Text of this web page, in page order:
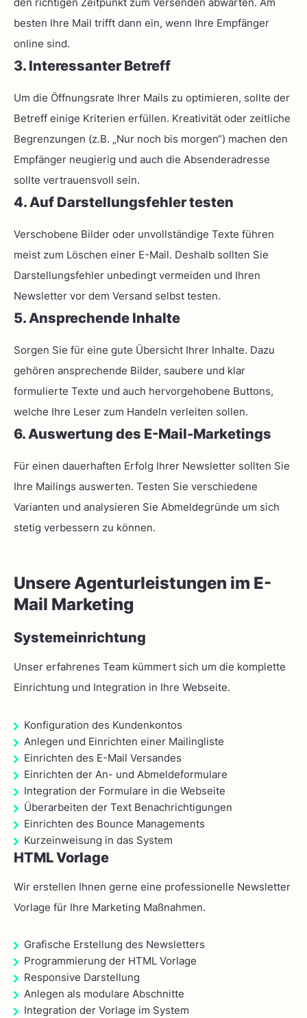
besten Ihre Mail trifft dann ein, wenn Ihre Empfänger
online sind.
3. Interessanter Betreff
Um die Öffnungsrate Ihrer Mails zu optimieren, sollte der
Betreff einige Kriterien erfüllen. Kreativität oder zeitliche
Begrenzungen (z.B. „Nur noch bis morgen“) machen den
Empfänger neugierig und auch die Absenderadresse
sollte vertrauensvoll sein.
4. Auf Darstellungsfehler testen
Verschobene Bilder oder unvollständige Texte führen
meist zum Löschen einer E-Mail. Deshalb sollten Sie
Darstellungsfehler unbedingt vermeiden und Ihren
Newsletter vor dem Versand selbst testen.
5. Ansprechende Inhalte
Sorgen Sie für eine gute Übersicht Ihrer Inhalte. Dazu
gehören ansprechende Bilder, saubere und klar
formulierte Texte und auch hervorgehobene Buttons,
welche Ihre Leser zum Handeln verleiten sollen.
6. Auswertung des E-Mail-Marketings
Für einen dauerhaften Erfolg Ihrer Newsletter sollten Sie
Ihre Mailings auswerten. Testen Sie verschiedene
Varianten und analysieren Sie Abmeldegründe um sich
stetig verbessern zu können.
Unsere Agenturleistungen im E-
Mail Marketing
Systemeinrichtung
Unser erfahrenes Team kümmert sich um die komplette
Einrichtung und Integration in Ihre Webseite.
Konfiguration des Kundenkontos
Anlegen und Einrichten einer Mailingliste
Einrichten des E-Mail Versandes
Einrichten der An- und Abmeldeformulare
Integration der Formulare in die Webseite
Überarbeiten der Text Benachrichtigungen
Einrichten des Bounce Managements
Kurzeinweisung in das System
HTML Vorlage
Wir erstellen Ihnen gerne eine professionelle Newsletter
Vorlage für Ihre Marketing Maßnahmen.
Grafische Erstellung des Newsletters
Programmierung der HTML Vorlage
Responsive Darstellung
Anlegen als modulare Abschnitte
Integration der Vorlage im System